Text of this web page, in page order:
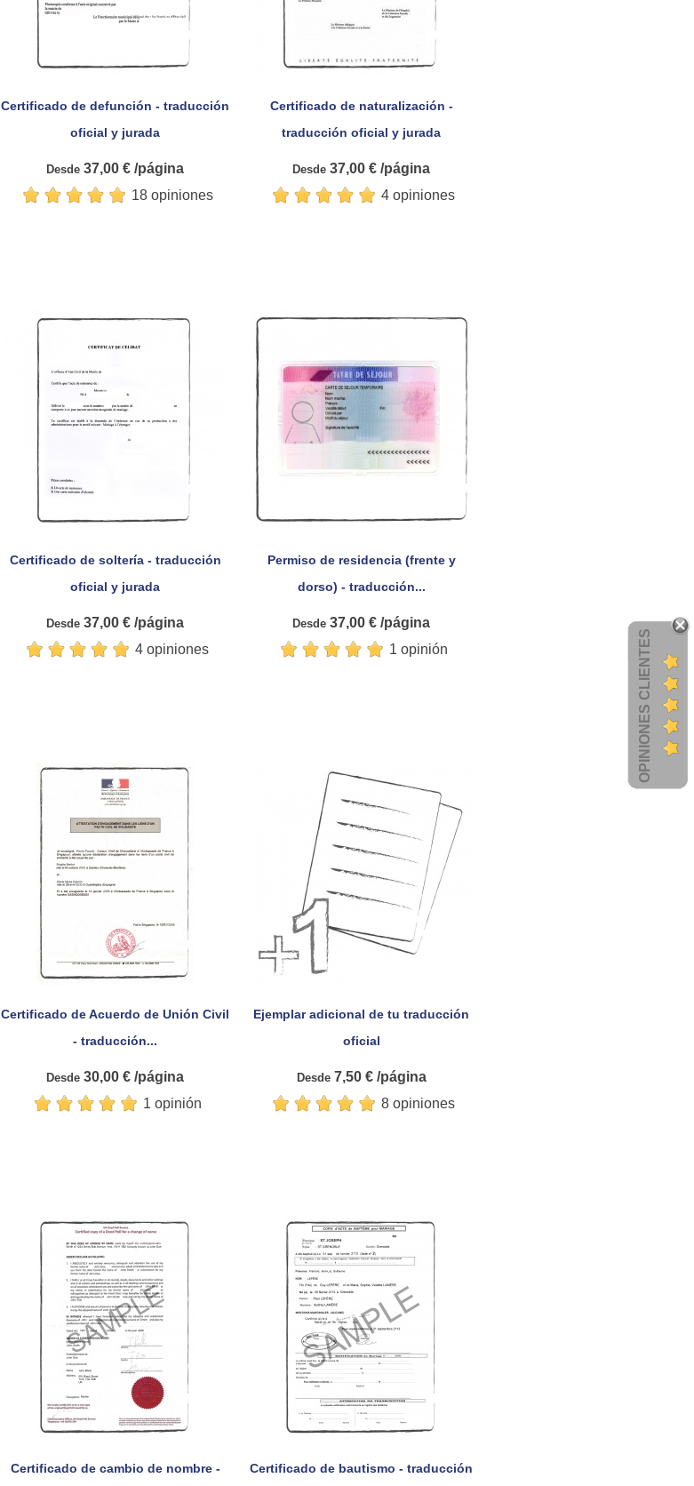
Certificado de defunción - traducción
oficial y jurada
Desde 37,00 € /página
18 opiniones
Certificado de naturalización -
traducción oficial y jurada
Desde 37,00 € /página
4 opiniones
Certificado de soltería - traducción
oficial y jurada
Desde 37,00 € /página
4 opiniones
Permiso de residencia (frente y
dorso) - traducción...
Desde 37,00 € /página
1 opinión
Vista rápida
Certificado de Acuerdo de Unión Civil
- traducción...
Desde 30,00 € /página
1 opinión
Ejemplar adicional de tu traducción
oficial
Desde7,50 € /página
8 opiniones
Certificado de cambio de nombre -
Certificado de bautismo - traducción
OPINIONES CLIENTES